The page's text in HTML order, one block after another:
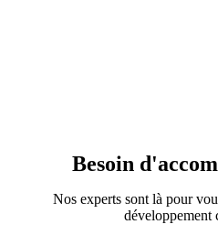
Besoin
Nos experts sont là pour
développement